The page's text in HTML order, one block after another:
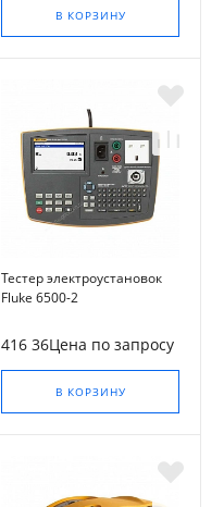
В КОРЗИНУ
Тестер электроустановок
Fluke 6500-2
416 36Цена по запросу
В КОРЗИНУ